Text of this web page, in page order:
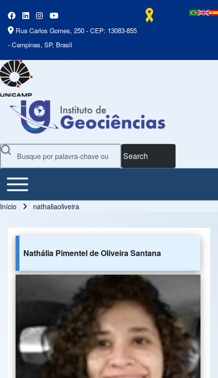
Rua Carlos Gomes, 250 - CEP: 13083-855
- Campinas, SP, Brasil
Search
Main Menu
Toggle main menu
Início nathaliaoliveira
Nathália Pimentel de Oliveira Santana